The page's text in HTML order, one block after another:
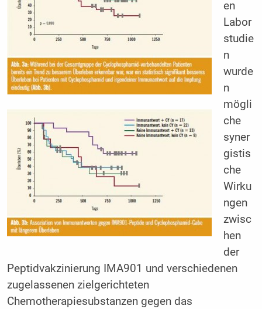
en
Labor
studie
n
wurde
n
mögli
che
syner
gistis
che
Wirku
ngen
zwisc
hen
der
Peptidvakzinierung IMA901 und verschiedenen
zugelassenen zielgerichteten
Chemotherapiesubstanzen gegen das